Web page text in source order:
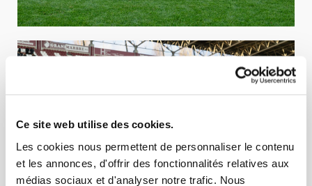
Ce site web utilise des cookies.
Les cookies nous permettent de personnaliser le contenu
et les annonces, d'offrir des fonctionnalités relatives aux
médias sociaux et d'analyser notre trafic. Nous